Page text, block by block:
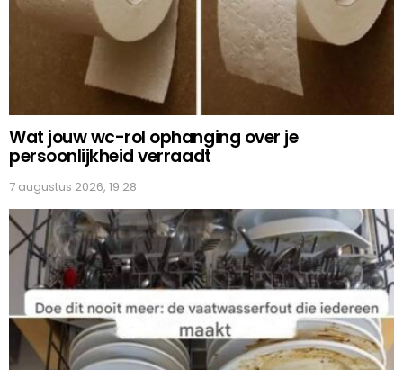
Wat jouw wc-rol ophanging over je
persoonlijkheid verraadt
7 augustus 2026, 19:28